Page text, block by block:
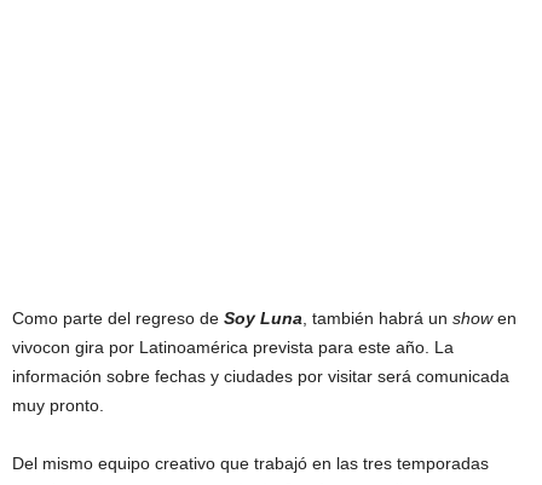
Como parte del regreso de Soy Luna , también habrá un showen
vivocon gira por Latinoamérica prevista para este año. La
información sobre fechas y ciudades por visitar será comunicada
muy pronto.
Del mismo equipo creativo que trabajó en las tres temporadas